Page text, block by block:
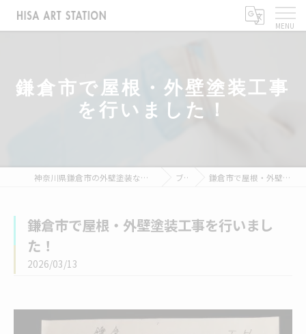
鎌倉市で屋根・外壁塗装工事
を行いました！
神奈川県鎌倉市の外壁塗装なら株式会社ヒサアートステーション ブログ 鎌倉市で屋根・外壁塗装工事を行いました！
鎌倉市で屋根・外壁塗装工事を行いまし
た！
2026/03/13